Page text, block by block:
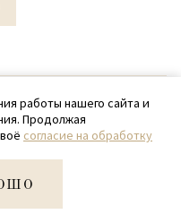
97-87
работы нашего сайта и
Продолжая
согласие на обработку